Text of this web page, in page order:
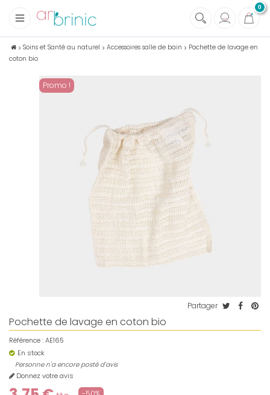
0
+
Tissus
Mercerie
Soins et Santé au naturel
Soins et Santé au naturel Accessoires salle de bain
Pochette de lavage en
coton bio
Promo !
Partager
Pochette de lavage en coton bio
Référence :AE165
En stock
Personne n'a encore posté d'avis
Donnez votre avis